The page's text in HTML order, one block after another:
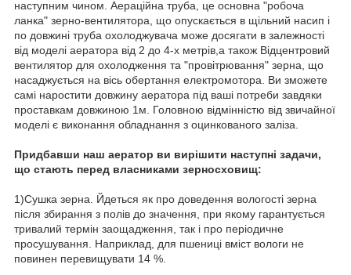
наступним чином. Аераційна труба, це основна "робоча
ланка" зерно-вентилятора, що опускається в щільний насип і
по довжині труба охолоджувача може досягати в залежності
від моделі аератора від 2 до 4-х метрів,а також Відцентровий
вентилятор для охолодження та "провітрювання" зерна, що
насаджується на вісь обертання електромотора. Ви зможете
самі наростити довжину аератора під ваші потреби завдяки
проставкам довжиною 1м. Головною відмінністю від звичайної
моделі є виконання обладнання з оцинкованого заліза.
Придбавши наш аератор ви вирішити наступні задачи,
що стають перед власниками зерносховищ:
1)Сушка зерна. Йдеться як про доведення вологості зерна
після збирання з полів до значення, при якому гарантується
тривалий термін заощадження, так і про періодичне
просушування. Наприклад, для пшениці вміст вологи не
повинен перевищувати 14 %.